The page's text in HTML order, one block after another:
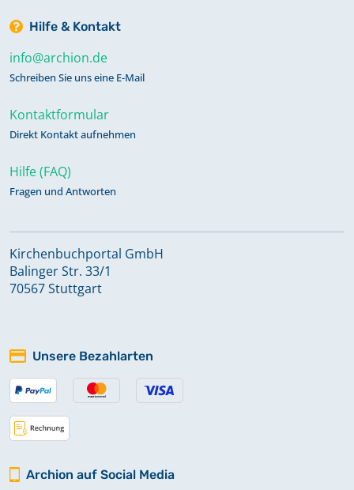
Hilfe & Kontakt
info@archion.de
Schreiben Sie uns eine E-Mail
Kontaktformular
Direkt Kontakt aufnehmen
Hilfe (FAQ)
Fragen und Antworten
Kirchenbuchportal GmbH
Balinger Str. 33/1
70567 Stuttgart
Unsere Bezahlarten
Archion auf Social Media